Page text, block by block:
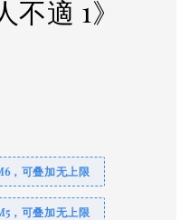
不適 1》
，可叠加无上限
，可叠加无上限